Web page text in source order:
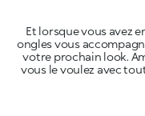
Et lorsque vous avez
ongles vous
votre prochain look.
vous le voulez avec